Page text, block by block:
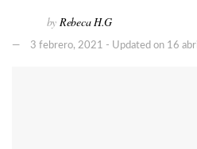
by Rebeca H.G
3 febrero, 2021 - Updated on 16